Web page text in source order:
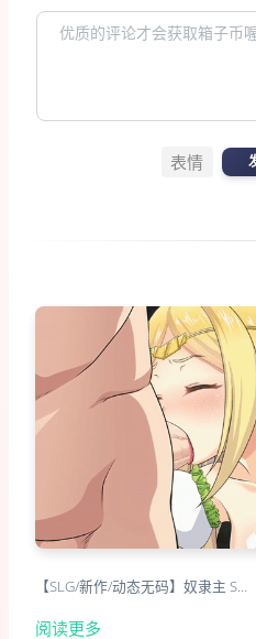
表情
【SLG/新作/动态无码】奴隶主 S…
阅读更多